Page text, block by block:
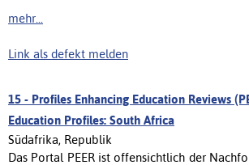
mehr...
Link als defekt melden
15 - Profiles Enhancing Education Reviews
Education Profiles: South Africa
Südafrika, Republik
Das Portal PEER ist offensichtlich der